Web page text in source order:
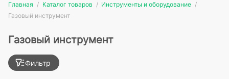
Главная Каталог товаров
Инструменты и оборудование
Газовый инструмент
Газовый инструмент
Фильтр